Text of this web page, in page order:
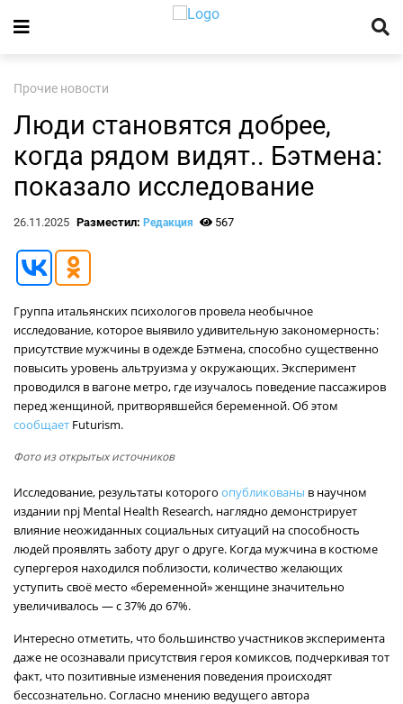
Прочие новости
Люди становятся добрее,
когда рядом видят.. Бэтмена:
показало исследование
26.11.2025 Разместил: Редакция 567
Группа итальянских психологов провела необычное
исследование, которое выявило удивительную закономерность:
присутствие мужчины в одежде Бэтмена, способно существенно
повысить уровень альтруизма у окружающих. Эксперимент
проводился в вагоне метро, где изучалось поведение пассажиров
перед женщиной, притворявшейся беременной. Об этом
сообщает Futurism.
Фото из открытых источников
Исследование, результаты которого опубликованы в научном
издании npj Mental Health Research, наглядно демонстрирует
влияние неожиданных социальных ситуаций на способность
людей проявлять заботу друг о друге. Когда мужчина в костюме
супергероя находился поблизости, количество желающих
уступить своё место «беременной» женщине значительно
увеличивалось — с 37% до 67%.
Интересно отметить, что большинство участников эксперимента
даже не осознавали присутствия героя комиксов, подчеркивая тот
факт, что позитивные изменения поведения происходят
бессознательно. Согласно мнению ведущего автора